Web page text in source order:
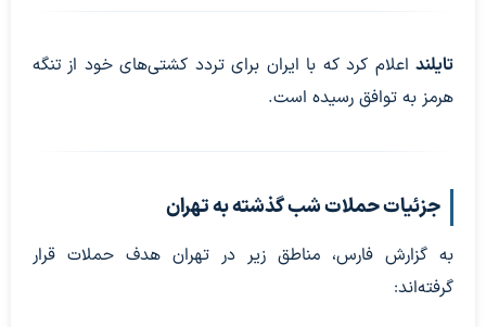
تایلند اعلام کرد که با ایران برای تردد کشتی‌های خود از تنگه
هرمز به توافق رسیده است.
جزئیات حملات شب گذشته به تهران
به گزارش فارس، مناطق زیر در تهران هدف حملات قرار
گرفته‌اند: